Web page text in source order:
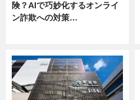
険？AIで巧妙化するオンライ
ン詐欺への対策…